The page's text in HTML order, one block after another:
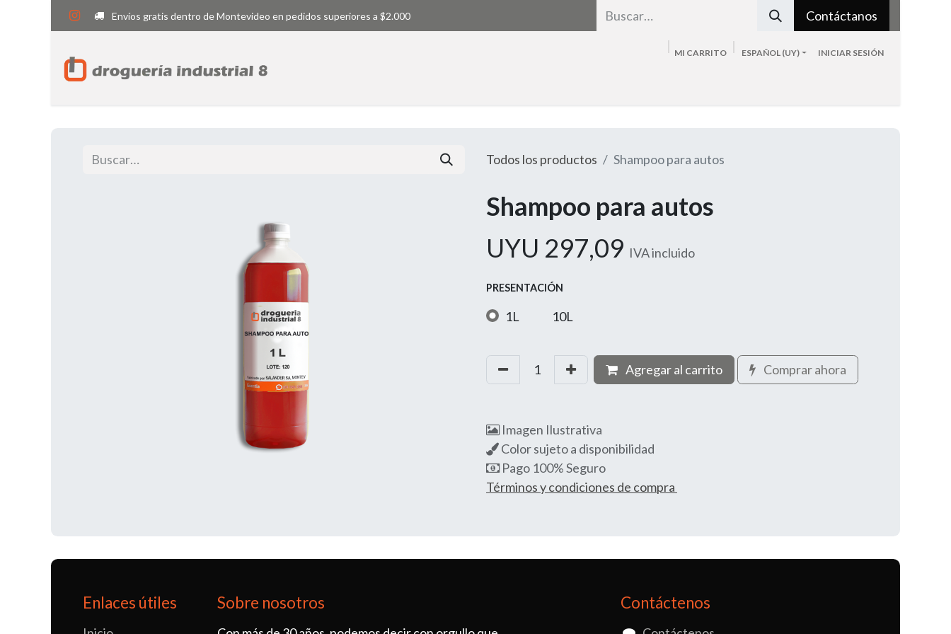
Envíos gratis dentro de Montevideo en pedidos superiores a $2.000 Contáctanos
MI CARRITO ESPAÑOL (UY) INICIAR SESIÓN
Todos los productos Shampoo para autos
Shampoo para autos
UYU 297,09 IVA incluido
PRESENTACIÓN
1L 10L
Agregar al carrito Comprar ahora
Imagen Ilustrativa
Color sujeto a disponibilidad
Pago 100% Seguro
Términos y condiciones de compra
Enlaces útiles Sobre nosotros Contáctenos